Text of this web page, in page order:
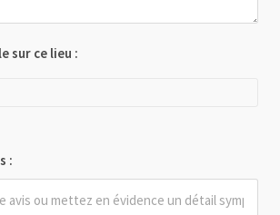
sur ce lieu :
: